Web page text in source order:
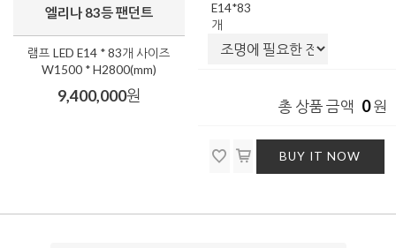
엘리나 83등 팬던트
램프 LED E14 * 83개 사이즈
W1500 * H2800(mm)
9,400,000원
E14*83
개
총 상품 금액 0원
BUY IT NOW